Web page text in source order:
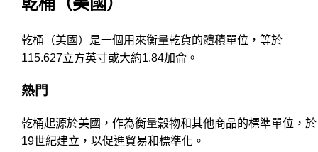
乾桶（美國）是一個用來衡量乾貨的體積單位，等於
115.627立方英寸或大約1.84加侖。
熱門
乾桶起源於美國，作為衡量穀物和其他商品的標準單位，於
19世紀建立，以促進貿易和標準化。